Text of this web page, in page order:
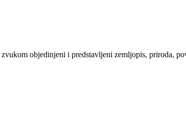
objedinjeni i predstavljeni zemljopis, priroda,